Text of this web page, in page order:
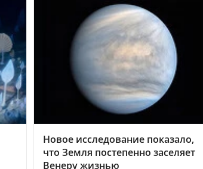
Новое исследование показало,
что Земля постепенно заселяет
Венеру жизнью